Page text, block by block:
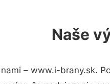
Naše
– www.i-brany.sk.